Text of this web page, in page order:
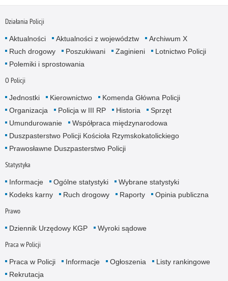
Działania Policji
Aktualności Aktualności z województw
Archiwum X
Ruch drogowy
Poszukiwani Zaginieni
Lotnictwo Policji
Polemiki i sprostowania
O Policji
Jednostki Kierownictwo
Komenda Główna Policji
Organizacja
Policja w III RP Historia
Sprzęt
Umundurowanie
Współpraca międzynarodowa
Duszpasterstwo Policji Kościoła Rzymskokatolickiego
Prawosławne Duszpasterstwo Policji
Statystyka
Informacje Ogólne statystyki
Wybrane statystyki
Kodeks karny
Ruch drogowy Raporty Opinia publiczna
Prawo
Dziennik Urzędowy KGP Wyroki sądowe
Praca w Policji
Praca w Policji Informacje Ogłoszenia
Listy rankingowe
Rekrutacja